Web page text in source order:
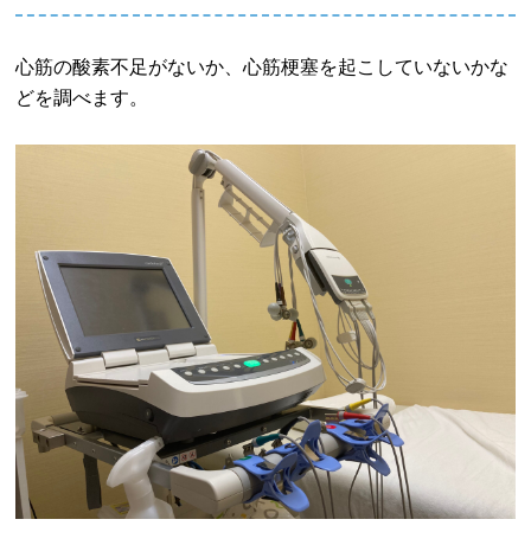
心筋の酸素不足がないか、心筋梗塞を起こしていないかな
どを調べます。